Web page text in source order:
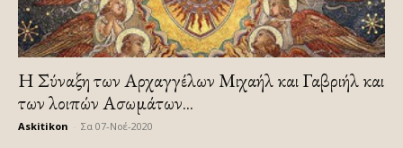
Η Σύναξη των Αρχαγγέλων Μιχαήλ και Γαβριήλ και
των λοιπών Ασωμάτων...
Askitikon Σα 07-Νοέ-2020